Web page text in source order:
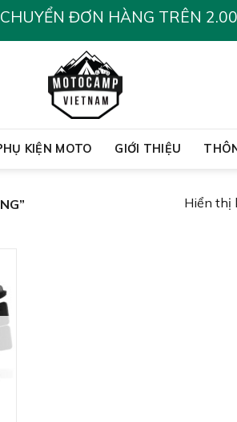
ĐƠN HÀNG TRÊN
KIỆN MOTO GIỚI THIỆU
Hiển thị